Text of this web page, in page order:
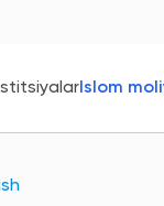
Islom